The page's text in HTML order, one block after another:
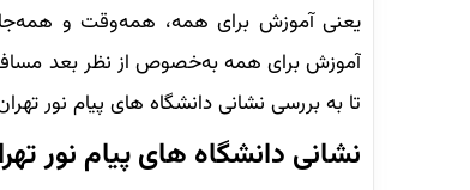
آموزش برای همه به‌خصوص از نظر بعد
تا به بررسی نشانی دانشگاه های پیام نور
نشانی دانشگاه های پیام نور